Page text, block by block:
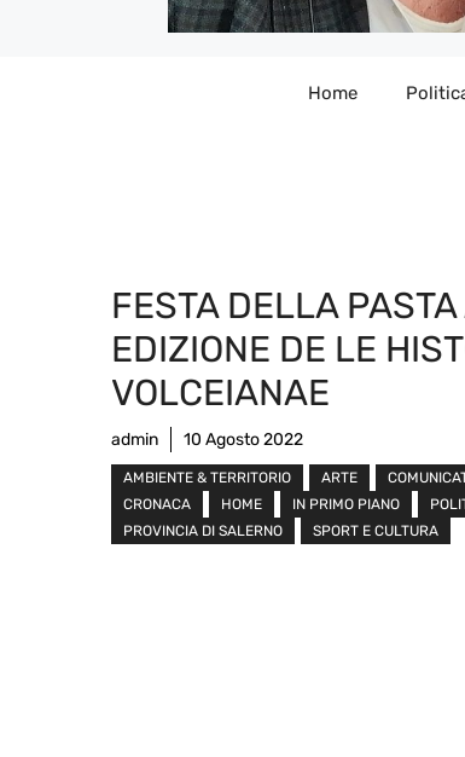
Home
FESTA DELLA
EDIZIONE DE LE
VOLCEIANAE
admin 10 Agosto 2022
AMBIENTE & TERRITORIO ARTE
CRONACA
HOME IN PRIMO PIANO
PROVINCIA DI SALERNO
SPORT E CULTURA